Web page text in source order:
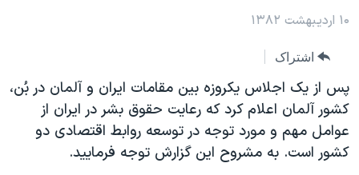
به
اصلی
جهش
به
جستجو
آمریکا
گزیده‌ها
ویژه برنامه‌ها
ویدیوها
جدول برنامه ها
صفحه‌های ویژه
عملیات خشم حماسی
۲۵۰سالگی آمریکا
بایگانی برنامه‌های تلویزیونی
پخش رادیویی
یادگیری زبان انگلیسی
۱۰ اردیبهشت ۱۳۸۲
اشتراک
پس از يک اجلاس يکروزه بين مقامات ايران و آلمان در بُن،
کشور آلمان اعلام کرد که رعايت حقوق بشر در ايران از
عوامل مهم و مورد توجه در توسعه روابط اقتصادی دو
کشور است. به مشروح اين گزارش توجه فرماييد.